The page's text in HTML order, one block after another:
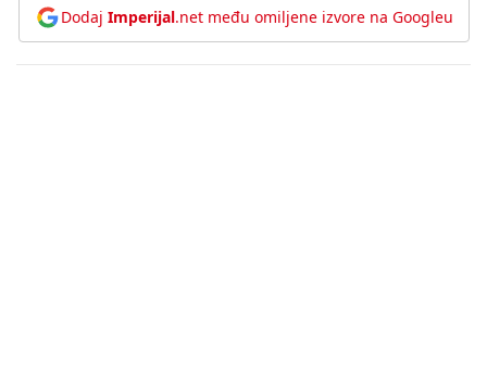
Dodaj Imperijal.net među omiljene izvore na Googleu